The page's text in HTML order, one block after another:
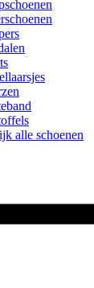
alle schoenen